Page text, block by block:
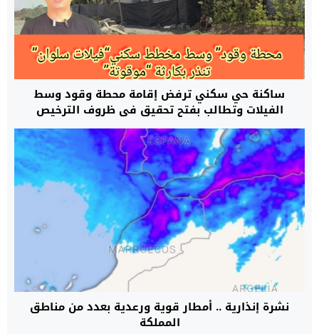
ساكنة حي سكني ترفض إقامة محطة وقود وسط
الفيلات وتطالب بفتح تحقيق في ظروف الترخيص
نشرة إنذارية .. أمطار قوية ورعدية بعدد من مناطق
المملكة